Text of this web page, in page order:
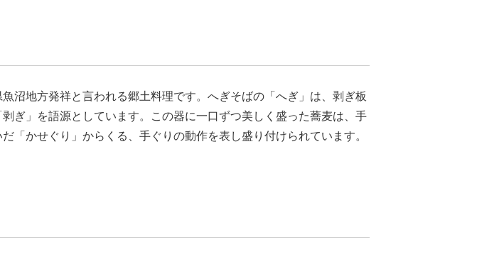
沼地方発祥と言われる郷土料理です。へぎそばの「へぎ」は、剥ぎ板
」を語源としています。この器に一口ずつ美しく盛った蕎麦は、手
「かせぐり」からくる、手ぐりの動作を表し盛り付けられています。